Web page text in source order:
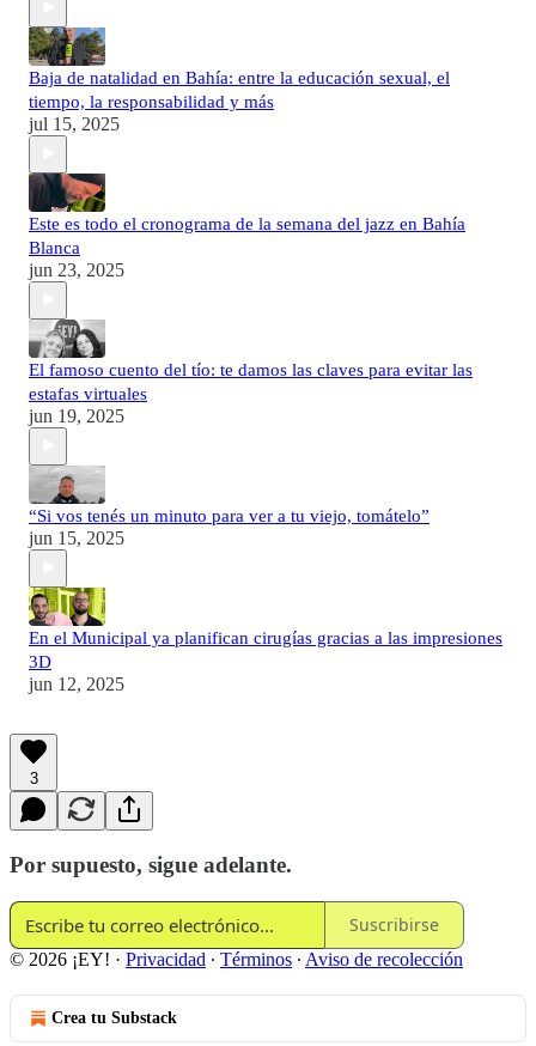
Baja de natalidad en Bahía: entre la educación sexual, el
tiempo, la responsabilidad y más
jul 15, 2025
Este es todo el cronograma de la semana del jazz en Bahía
Blanca
jun 23, 2025
El famoso cuento del tío: te damos las claves para evitar las
estafas virtuales
jun 19, 2025
“Si vos tenés un minuto para ver a tu viejo, tomátelo”
jun 15, 2025
En el Municipal ya planifican cirugías gracias a las impresiones
3D
jun 12, 2025
3
Por supuesto, sigue adelante.
Suscribirse
© 2026 ¡EY! · Privacidad ∙ Términos ∙ Aviso de recolección
Crea tu Substack